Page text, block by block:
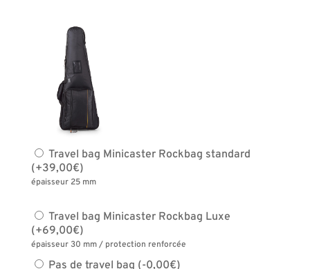
Travel bag Minicaster Rockbag standard
(+39,00€)
épaisseur 25 mm
Travel bag Minicaster Rockbag Luxe
(+69,00€)
épaisseur 30 mm / protection renforcée
Pas de travel bag (-0,00€)